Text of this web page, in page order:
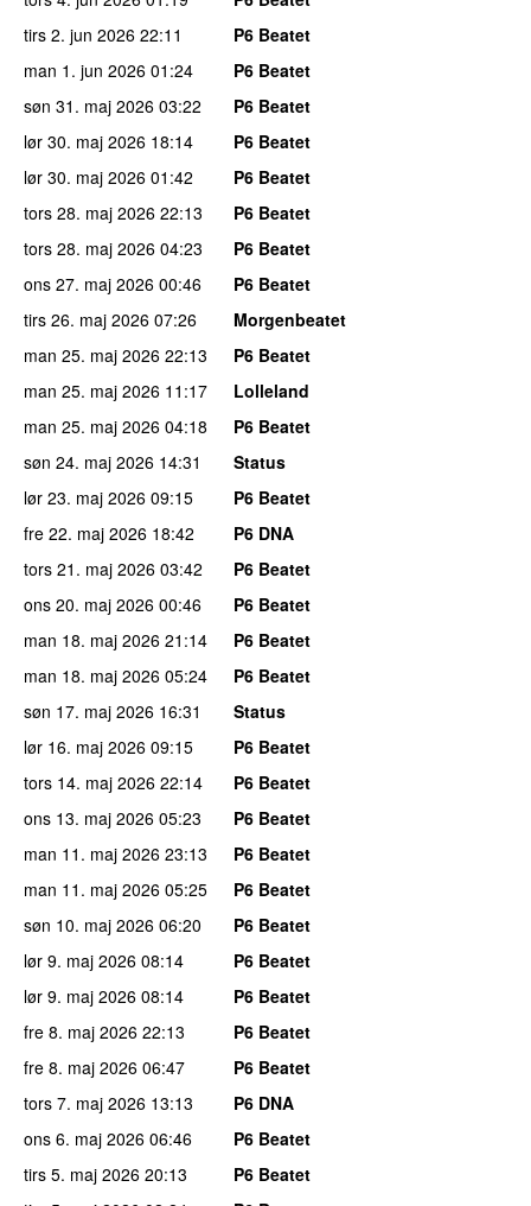
tirs 2. jun 2026 22:11
P6 Beatet
man 1. jun 2026 01:24
P6 Beatet
søn 31. maj 2026 03:22
P6 Beatet
lør 30. maj 2026 18:14
P6 Beatet
lør 30. maj 2026 01:42
P6 Beatet
tors 28. maj 2026 22:13
P6 Beatet
tors 28. maj 2026 04:23
P6 Beatet
ons 27. maj 2026 00:46
P6 Beatet
tirs 26. maj 2026 07:26
Morgenbeatet
man 25. maj 2026 22:13
P6 Beatet
man 25. maj 2026 11:17
Lolleland
man 25. maj 2026 04:18
P6 Beatet
søn 24. maj 2026 14:31
Status
lør 23. maj 2026 09:15
P6 Beatet
fre 22. maj 2026 18:42
P6 DNA
tors 21. maj 2026 03:42
P6 Beatet
ons 20. maj 2026 00:46
P6 Beatet
man 18. maj 2026 21:14
P6 Beatet
man 18. maj 2026 05:24
P6 Beatet
søn 17. maj 2026 16:31
Status
lør 16. maj 2026 09:15
P6 Beatet
tors 14. maj 2026 22:14
P6 Beatet
ons 13. maj 2026 05:23
P6 Beatet
man 11. maj 2026 23:13
P6 Beatet
man 11. maj 2026 05:25
P6 Beatet
søn 10. maj 2026 06:20
P6 Beatet
lør 9. maj 2026 08:14
P6 Beatet
lør 9. maj 2026 08:14
P6 Beatet
fre 8. maj 2026 22:13
P6 Beatet
fre 8. maj 2026 06:47
P6 Beatet
tors 7. maj 2026 13:13
P6 DNA
ons 6. maj 2026 06:46
P6 Beatet
tirs 5. maj 2026 20:13
P6 Beatet